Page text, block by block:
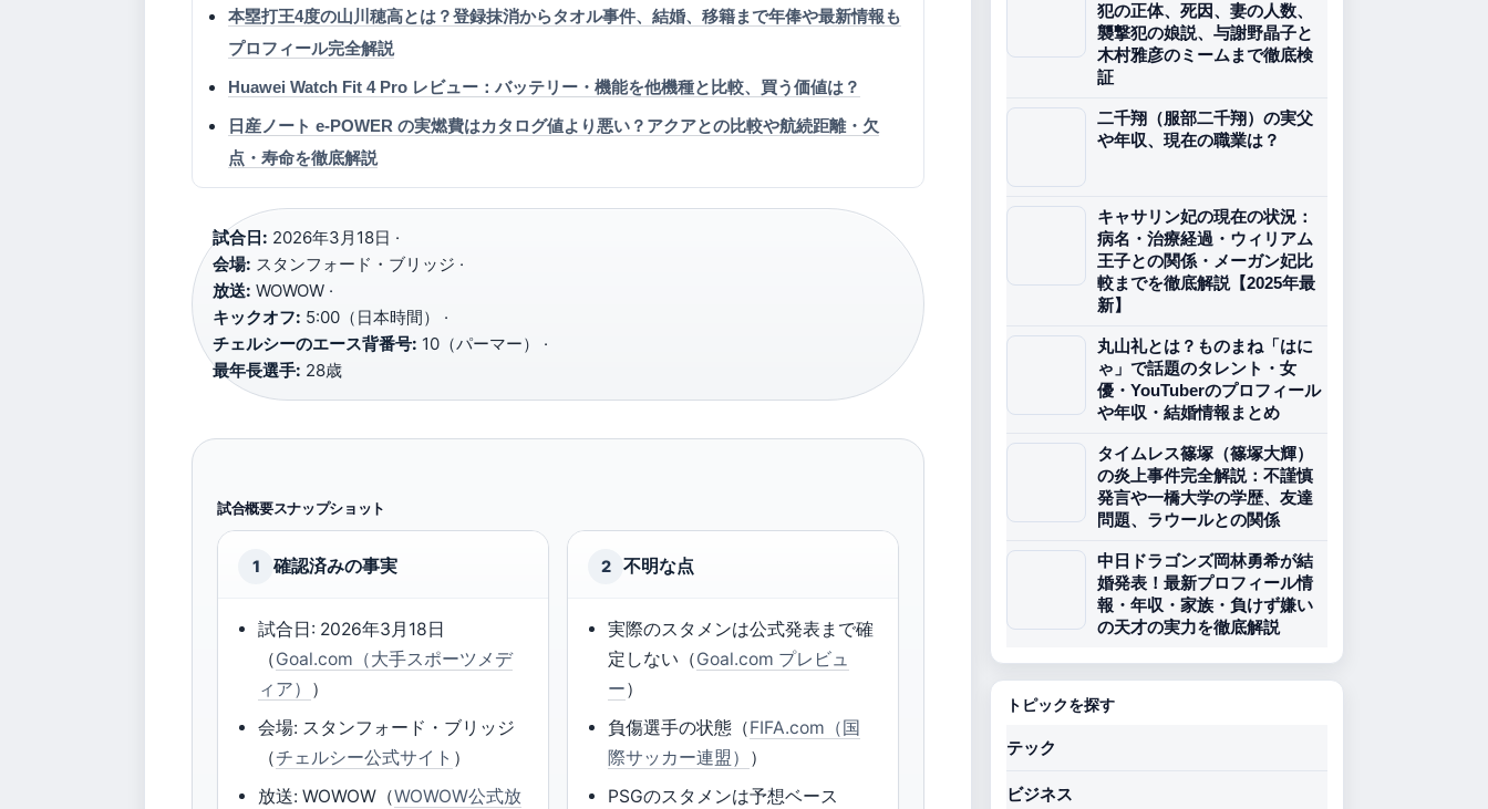
本塁打王4度の山川穂高とは？登録抹消からタオル事件、結婚、移籍まで年俸や最新情報も
プロフィール完全解説
Huawei Watch Fit 4 Pro レビュー：バッテリー・機能を他機種と比較、買う価値は？
日産ノート e-POWER の実燃費はカタログ値より悪い？アクアとの比較や航続距離・欠
点・寿命を徹底解説
試合日: 2026年3月18日 ·
会場: スタンフォード・ブリッジ ·
放送: WOWOW ·
キックオフ: 5:00（日本時間） ·
チェルシーのエース背番号: 10（パーマー） ·
最年長選手: 28歳
試合概要スナップショット
1 確認済みの事実
試合日: 2026年3月18日
（Goal.com（大手スポーツメデ
ィア） ）
会場: スタンフォード・ブリッジ
（チェルシー公式サイト ）
放送: WOWOW（WOWOW公式放
2 不明な点
実際のスタメンは公式発表まで確
定しない（Goal.com プレビュ
ー）
負傷選手の状態（FIFA.com（国
際サッカー連盟） ）
PSGのスタメンは予想ベース
犯の正体、死因、妻の人数、
襲撃犯の娘説、与謝野晶子と
木村雅彦のミームまで徹底検
証
二千翔（服部二千翔）の実父
や年収、現在の職業は？
キャサリン妃の現在の状況：
病名・治療経過・ウィリアム
王子との関係・メーガン妃比
較までを徹底解説【2025年最
新】
丸山礼とは？ものまね「はに
ゃ」で話題のタレント・女
優・YouTuberのプロフィール
や年収・結婚情報まとめ
タイムレス篠塚（篠塚大輝）
の炎上事件完全解説：不謹慎
発言や一橋大学の学歴、友達
問題、ラウールとの関係
中日ドラゴンズ岡林勇希が結
婚発表！最新プロフィール情
報・年収・家族・負けず嫌い
の天才の実力を徹底解説
トピックを探す
テック
ビジネス